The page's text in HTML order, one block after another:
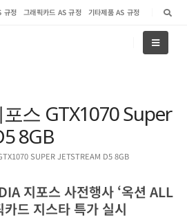
규정 그래픽카드 AS 규정 기타제품 AS 규정
스 GTX1070 Super
8GB
SUPER JETSTREAM D5 8GB
지포스 사전행사 ‘옥션 ALL
드 지스타 특가 실시